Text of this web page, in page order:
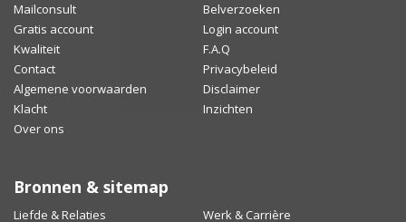
Mailconsult
Belverzoeken
Gratis account
Login account
Kwaliteit
F.A.Q
Contact
Privacybeleid
Algemene voorwaarden
Disclaimer
Klacht
Inzichten
Over ons
Bronnen & sitemap
Liefde & Relaties Werk & Carrière